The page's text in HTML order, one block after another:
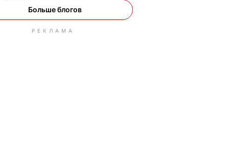
Больше блогов
РЕКЛАМА